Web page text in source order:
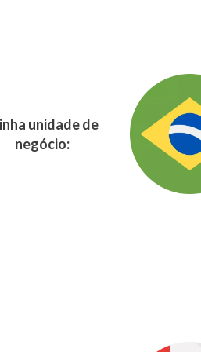
unidade de
negócio: